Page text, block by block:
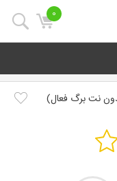
0
نت برگ فعال)